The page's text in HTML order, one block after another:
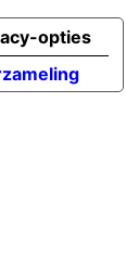
opties